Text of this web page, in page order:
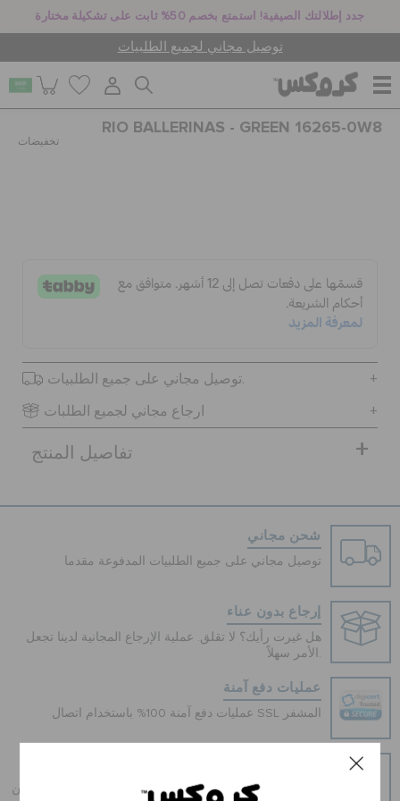
جدد إطلالتك الصيفية! استمتع بخصم 50% ثابت على تشكيلة مختارة
توصيل مجاني لجميع الطلبيات
جيبيتز تشارمز
كروكس لمكان العمل
الحقائب
تنزيلات
مميز
تسجيل الدخول / اشتراك
قائمة الامنيات
تحديد موقع المتجر
RIO BALLERINAS - GREEN 16265-0W8
تخفيضات
توصيل مجاني على جميع الطلبيات.
ارجاع مجاني لجميع الطلبات
تفاصيل المنتج
شحن مجاني
توصيل مجاني على جميع الطلبيات المدفوعة مقدما
إرجاع بدون عناء
هل غيرت رأيك؟ لا تقلق. عملية الإرجاع المجانية لدينا تجعل
عمليات دفع آمنة
عمليات دفع آمنة 100% باستخدام اتصال SSL المشفر
احصل على ما تحب اليوم ، و قسطه على دفعات ، دائما بدون